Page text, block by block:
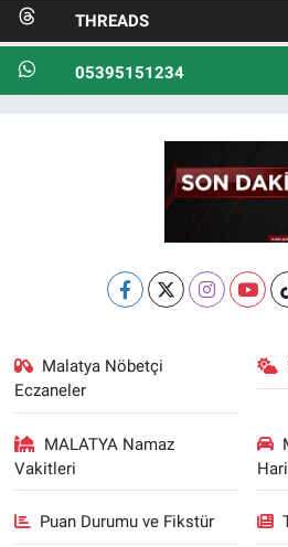
THREADS
05395151234
Malatya Nöbetçi
Eczaneler
MALATYA Namaz
Vakitleri
Puan Durumu ve Fikstür